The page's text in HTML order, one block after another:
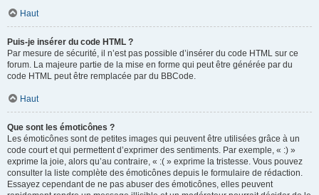
Haut
Puis-je insérer du code HTML ?
Par mesure de sécurité, il n’est pas possible d’insérer du code HTML sur ce
forum. La majeure partie de la mise en forme qui peut être générée par du
code HTML peut être remplacée par du BBCode.
Haut
Que sont les émoticônes ?
Les émoticônes sont de petites images qui peuvent être utilisées grâce à un
code court et qui permettent d’exprimer des sentiments. Par exemple, « :) »
exprime la joie, alors qu’au contraire, « :( » exprime la tristesse. Vous pouvez
consulter la liste complète des émoticônes depuis le formulaire de rédaction.
Essayez cependant de ne pas abuser des émoticônes, elles peuvent